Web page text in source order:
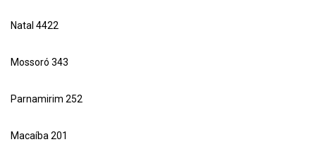
Natal 4422
Mossoró 343
Parnamirim 252
Macaíba 201